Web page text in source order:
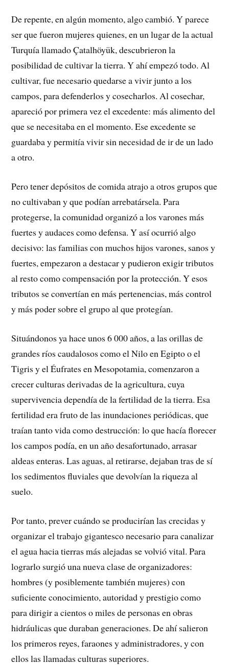
De repente, en algún momento, algo cambió. Y parece
ser que fueron mujeres quienes, en un lugar de la actual
Turquía llamado Çatalhöyük, descubrieron la
posibilidad de cultivar la tierra. Y ahí empezó todo. Al
cultivar, fue necesario quedarse a vivir junto a los
campos, para defenderlos y cosecharlos. Al cosechar,
apareció por primera vez el excedente: más alimento del
que se necesitaba en el momento. Ese excedente se
guardaba y permitía vivir sin necesidad de ir de un lado
a otro.
Pero tener depósitos de comida atrajo a otros grupos que
no cultivaban y que podían arrebatársela. Para
protegerse, la comunidad organizó a los varones más
fuertes y audaces como defensa. Y así ocurrió algo
decisivo: las familias con muchos hijos varones, sanos y
fuertes, empezaron a destacar y pudieron exigir tributos
al resto como compensación por la protección. Y esos
tributos se convertían en más pertenencias, más control
y más poder sobre el grupo al que protegían.
Situándonos ya hace unos 6 000 años, a las orillas de
grandes ríos caudalosos como el Nilo en Egipto o el
Tigris y el Éufrates en Mesopotamia, comenzaron a
crecer culturas derivadas de la agricultura, cuya
supervivencia dependía de la fertilidad de la tierra. Esa
fertilidad era fruto de las inundaciones periódicas, que
traían tanto vida como destrucción: lo que hacía florecer
los campos podía, en un año desafortunado, arrasar
aldeas enteras. Las aguas, al retirarse, dejaban tras de sí
los sedimentos fluviales que devolvían la riqueza al
suelo.
Por tanto, prever cuándo se producirían las crecidas y
organizar el trabajo gigantesco necesario para canalizar
el agua hacia tierras más alejadas se volvió vital. Para
lograrlo surgió una nueva clase de organizadores:
hombres (y posiblemente también mujeres) con
suficiente conocimiento, autoridad y prestigio como
para dirigir a cientos o miles de personas en obras
hidráulicas que duraban generaciones. De ahí salieron
los primeros reyes, faraones y administradores, y con
ellos las llamadas culturas superiores.